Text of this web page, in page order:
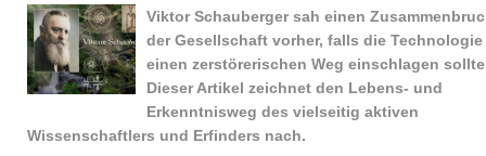
Viktor Schauberger sah einen
der Gesellschaft vorher, falls die Technologie
einen zerstörerischen Weg einschlagen
Dieser Artikel zeichnet den Lebens- und
Erkenntnisweg des vielseitig aktiven
Wissenschaftlers und Erfinders nach.